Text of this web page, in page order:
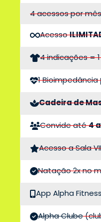
4 acessos por
Acesso
4 indicações = 1
1 Bioimpedância
Cadeira de
Convide até4
Acesso a Sala
Natação 2x no
App Alpha Fitness
Alpha Clube